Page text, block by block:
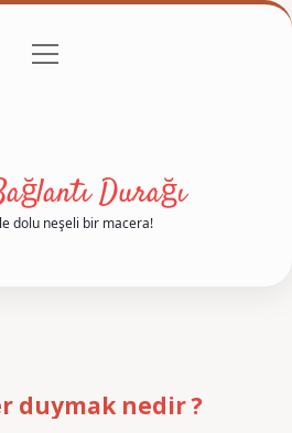
Politikası
menüyü
Durağı
dolu neşeli bir macera!
duymak nedir ?